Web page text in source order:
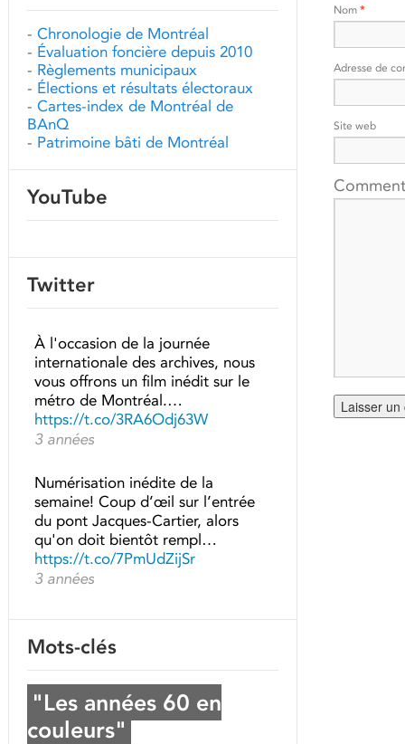
Nom *
Adresse de
Site web
- Chronologie de Montréal
- Évaluation foncière depuis 2010
- Règlements municipaux
- Élections et résultats électoraux
- Cartes-index de Montréal de
BAnQ
- Patrimoine bâti de Montréal
YouTube
Twitter
À l'occasion de la journée
internationale des archives, nous
vous offrons un film inédit sur le
métro de Montréal.…
https://t.co/3RA6Odj63W
3 années
Numérisation inédite de la
semaine! Coup d’œil sur l’entrée
du pont Jacques-Cartier, alors
qu'on doit bientôt rempl…
https://t.co/7PmUdZijSr
3 années
Mots-clés
"Les années 60 en
couleurs"